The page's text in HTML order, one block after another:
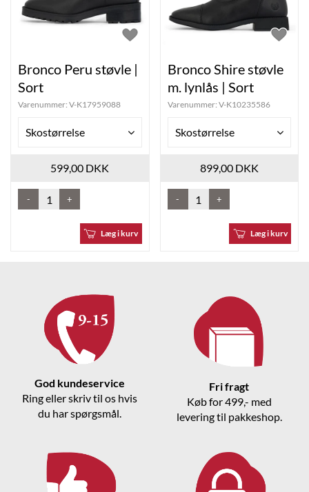
Bronco Peru støvle |
Sort
Varenummer: V-K17959088
Skostørrelse
599,00 DKK
- +
Læg i kurv
Bronco Shire støvle
m. lynlås | Sort
Varenummer: V-K10235586
Skostørrelse
899,00 DKK
- +
Læg i kurv
God kundeservice
Ring eller skriv til os hvis
du har spørgsmål.
Fri fragt
Køb for 499,- med
levering til pakkeshop.